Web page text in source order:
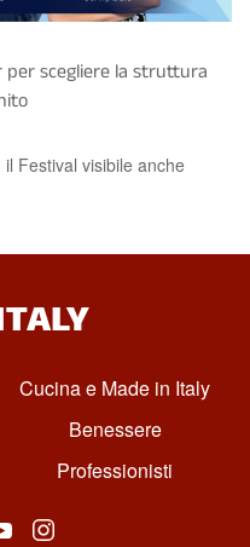
per scegliere la struttura
Festival visibile anche
Cucina e Made in Italy
Benessere
Professionisti